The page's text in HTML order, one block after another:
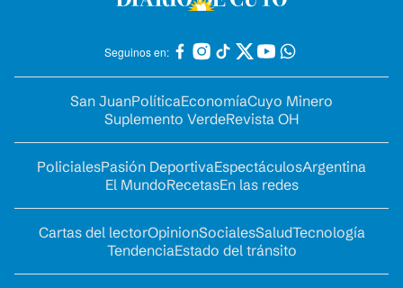
Seguinos en:
San JuanPolíticaEconomíaCuyo Minero
Suplemento VerdeRevista OH
PolicialesPasión DeportivaEspectáculosArgentina
El MundoRecetasEn las redes
Cartas del lectorOpinionSocialesSaludTecnología
TendenciaEstado del tránsito